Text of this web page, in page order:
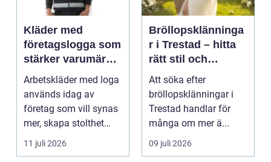
Kläder med
företagslogga som
stärker varumärket
varje dag
Arbetskläder med loga
används idag av
företag som vill synas
mer, skapa stolthet
inte...
11 juli 2026
Bröllopsklänninga
r i Trestad – hitta
rätt stil och
passform inför den
stora dagen
Att söka efter
bröllopsklänningar i
Trestad handlar för
många om mer ä...
09 juli 2026